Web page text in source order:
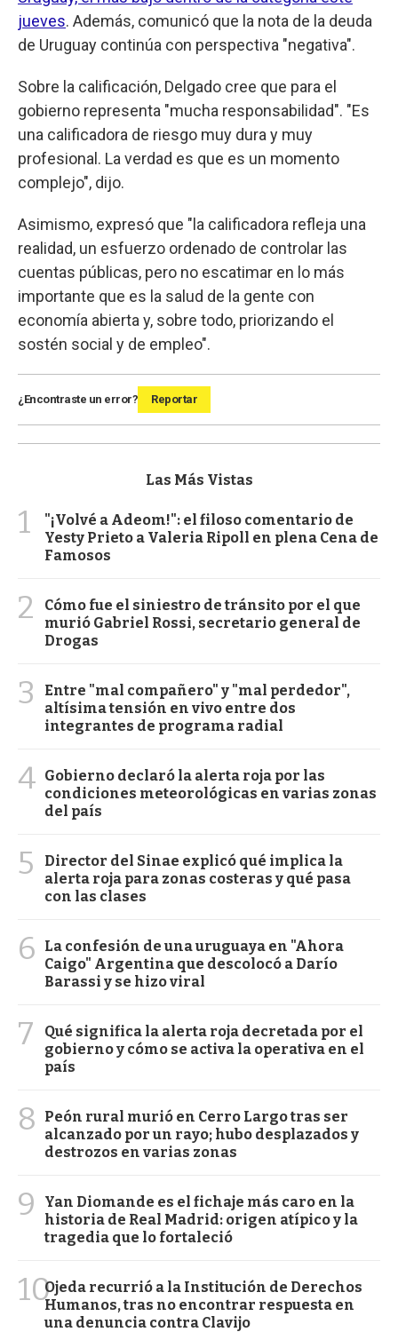
jueves. Además, comunicó que la nota de la deuda
de Uruguay continúa con perspectiva "negativa".
Sobre la calificación, Delgado cree que para el
gobierno representa "mucha responsabilidad". "Es
una calificadora de riesgo muy dura y muy
profesional. La verdad es que es un momento
complejo", dijo.
Asimismo, expresó que "la calificadora refleja una
realidad, un esfuerzo ordenado de controlar las
cuentas públicas, pero no escatimar en lo más
importante que es la salud de la gente con
economía abierta y, sobre todo, priorizando el
sostén social y de empleo".
¿Encontraste un error? Reportar
Las Más Vistas
1
"¡Volvé a Adeom!": el filoso comentario de
Yesty Prieto a Valeria Ripoll en plena Cena de
Famosos
2
Cómo fue el siniestro de tránsito por el que
murió Gabriel Rossi, secretario general de
Drogas
3
Entre "mal compañero" y "mal perdedor",
altísima tensión en vivo entre dos
integrantes de programa radial
4 Gobierno declaró la alerta roja por las
condiciones meteorológicas en varias zonas
del país
5
Director del Sinae explicó qué implica la
alerta roja para zonas costeras y qué pasa
con las clases
6
La confesión de una uruguaya en "Ahora
Caigo" Argentina que descolocó a Darío
Barassi y se hizo viral
7
Qué significa la alerta roja decretada por el
gobierno y cómo se activa la operativa en el
país
8
Peón rural murió en Cerro Largo tras ser
alcanzado por un rayo; hubo desplazados y
destrozos en varias zonas
9
Yan Diomande es el fichaje más caro en la
historia de Real Madrid: origen atípico y la
tragedia que lo fortaleció
10Ojeda recurrió a la Institución de Derechos
Humanos, tras no encontrar respuesta en
una denuncia contra Clavijo